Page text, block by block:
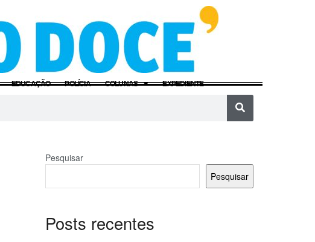
EDUCAÇÃO POLÍCIA COLUNAS EXPEDIENTE
Pesquisar
Pesquisar
Posts recentes